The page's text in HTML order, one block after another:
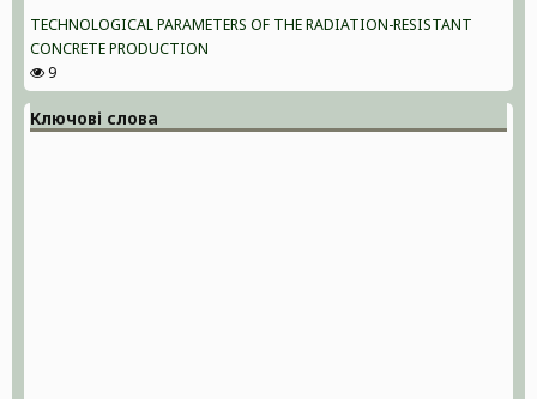
TECHNOLOGICAL PARAMETERS OF THE RADIATION-RESISTANT
CONCRETE PRODUCTION
9
Ключові слова